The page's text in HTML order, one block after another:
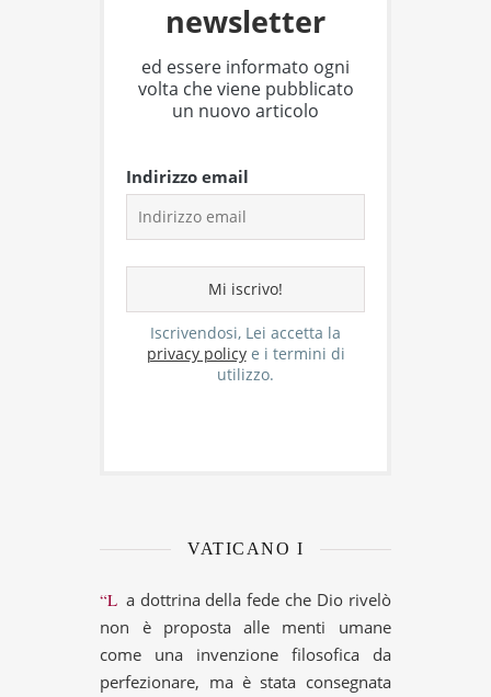
newsletter
ed essere informato ogni
volta che viene pubblicato
un nuovo articolo
Indirizzo email
Iscrivendosi, Lei accetta la
privacy policye i termini di
utilizzo.
VATICANO I
“La dottrina della fede che Dio rivelò
non è proposta alle menti umane
come una invenzione filosofica da
perfezionare, ma è stata consegnata